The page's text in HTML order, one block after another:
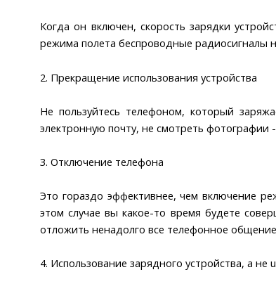
Когда он включен, скорость зарядки
режима полета беспроводные радиосигналы
2. Прекращение использования устройства
Не пользуйтесь телефоном, который
электронную почту, не смотреть фотографии
3. Отключение телефона
Это гораздо эффективнее, чем включение
этом случае вы какое-то время будете
отложить ненадолго все телефонное
4. Использование зарядного устройства, а не